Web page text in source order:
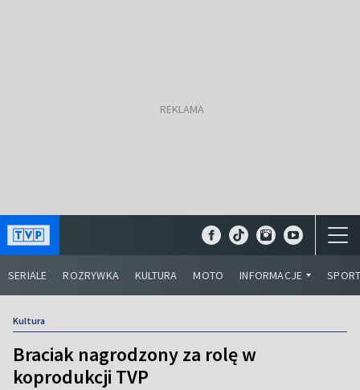
SERIALE ROZRYWKA KULTURA MOTO INFORMACJE
Kultura
Braciak nagrodzony za rolę w
koprodukcji TVP